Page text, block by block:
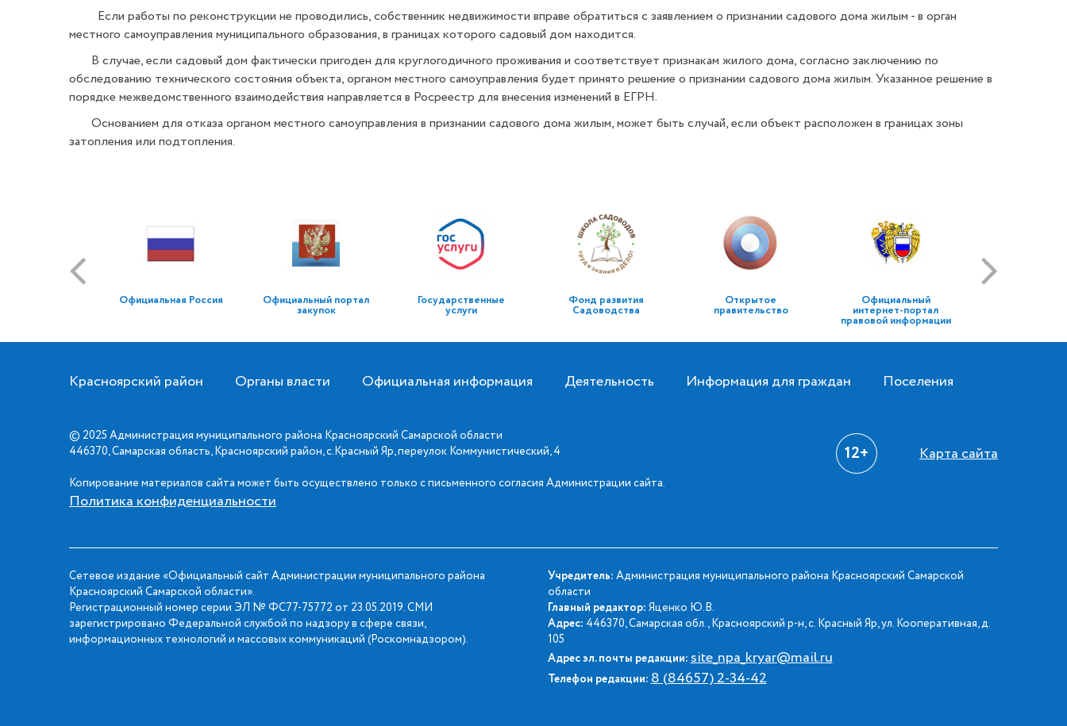
Если работы по реконструкции не проводились, собственник недвижимости вправе обратиться с заявлением о признании садового дома жилым - в орган
местного самоуправления муниципального образования, в границах которого садовый дом находится.
В случае, если садовый дом фактически пригоден для круглогодичного проживания и соответствует признакам жилого дома, согласно заключению по
обследованию технического состояния объекта, органом местного самоуправления будет принято решение о признании садового дома жилым. Указанное решение в
порядке межведомственного взаимодействия направляется в Росреестр для внесения изменений в ЕГРН.
Основанием для отказа органом местного самоуправления в признании садового дома жилым, может быть случай, если объект расположен в границах зоны
затопления или подтопления.
Официальная Россия Официальный портал
закупок
Государственные
услуги
Фонд развития
Садоводства
Открытое
правительство
Официальный
интернет-портал
правовой информации
Красноярский район Органы власти Официальная информация Деятельность Информация для граждан Поселения
© 2025 Администрация муниципального района Красноярский Самарской области
446370, Самарская область, Красноярский район, с.Красный Яр, переулок Коммунистический, 4
Копирование материалов сайта может быть осуществлено только с письменного согласия Администрации сайта.
Политика конфиденциальности
12+ Карта сайта
Сетевое издание «Официальный сайт Администрации муниципального района
Красноярский Самарской области».
Регистрационный номер серии ЭЛ № ФС77-75772 от 23.05.2019. СМИ
зарегистрировано Федеральной службой по надзору в сфере связи,
информационных технологий и массовых коммуникаций (Роскомнадзором).
Учредитель: Администрация муниципального района Красноярский Самарской
области
Главный редактор: Яценко Ю.В.
Адрес: 446370, Самарская обл., Красноярский р-н, с. Красный Яр, ул. Кооперативная, д.
105
Адрес эл. почты редакции:site_npa_kryar@mail.ru
Телефон редакции:8 (84657) 2-34-42